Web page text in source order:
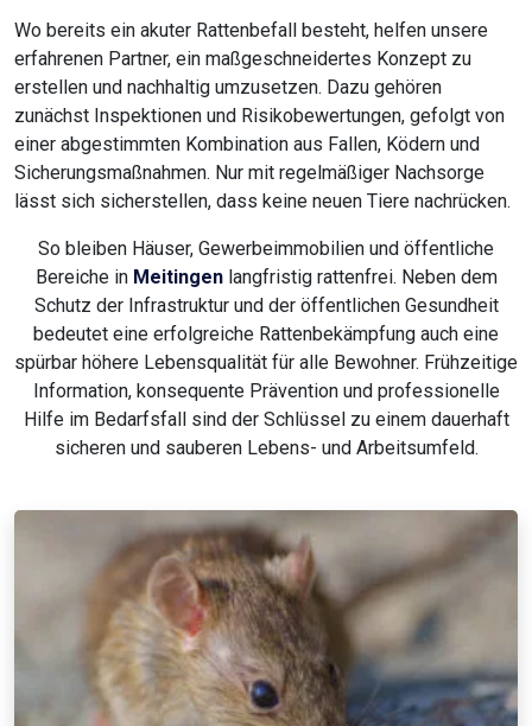
Wo bereits ein akuter Rattenbefall besteht, helfen unsere
erfahrenen Partner, ein maßgeschneidertes Konzept zu
erstellen und nachhaltig umzusetzen. Dazu gehören
zunächst Inspektionen und Risikobewertungen, gefolgt von
einer abgestimmten Kombination aus Fallen, Ködern und
Sicherungsmaßnahmen. Nur mit regelmäßiger Nachsorge
lässt sich sicherstellen, dass keine neuen Tiere nachrücken.
So bleiben Häuser, Gewerbeimmobilien und öffentliche
Bereiche in Meitingenlangfristig rattenfrei. Neben dem
Schutz der Infrastruktur und der öffentlichen Gesundheit
bedeutet eine erfolgreiche Rattenbekämpfung auch eine
spürbar höhere Lebensqualität für alle Bewohner. Frühzeitige
Information, konsequente Prävention und professionelle
Hilfe im Bedarfsfall sind der Schlüssel zu einem dauerhaft
sicheren und sauberen Lebens- und Arbeitsumfeld.